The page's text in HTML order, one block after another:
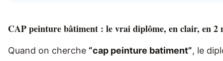
CAP peinture bâtiment : le vrai diplôme, en clair, en 2
Quand on cherche “cap peinture batiment”, le